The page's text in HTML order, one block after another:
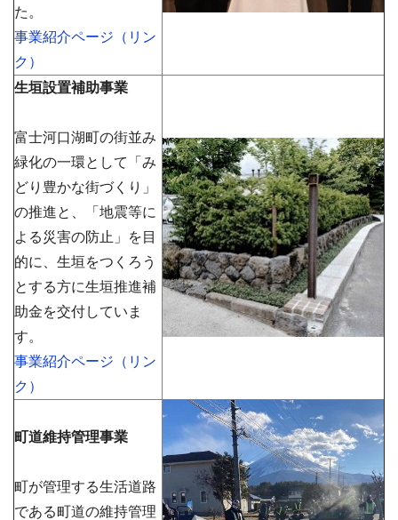
た。
事業紹介ページ（リン
ク）
生垣設置補助事業
富士河口湖町の街並み
緑化の一環として「み
どり豊かな街づくり」
の推進と、「地震等に
よる災害の防止」を目
的に、生垣をつくろう
とする方に生垣推進補
助金を交付していま
す。
事業紹介ページ（リン
ク）
町道維持管理事業
町が管理する生活道路
である町道の維持管理